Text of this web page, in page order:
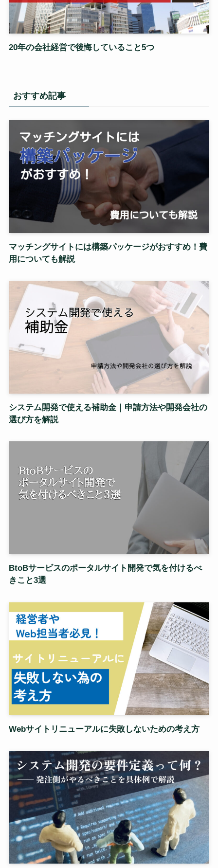
20年の会社経営で後悔していること5つ
おすすめ記事
マッチングサイトには構築パッケージがおすすめ！費
用についても解説
システム開発で使える補助金｜申請方法や開発会社の
選び方を解説
BtoBサービスのポータルサイト開発で気を付けるべ
きこと3選
Webサイトリニューアルに失敗しないための考え方